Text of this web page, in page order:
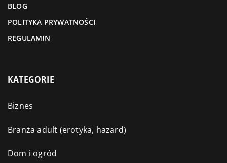
BLOG
POLITYKA PRYWATNOŚCI
REGULAMIN
KATEGORIE
Biznes
Branża adult (erotyka, hazard)
Dom i ogród